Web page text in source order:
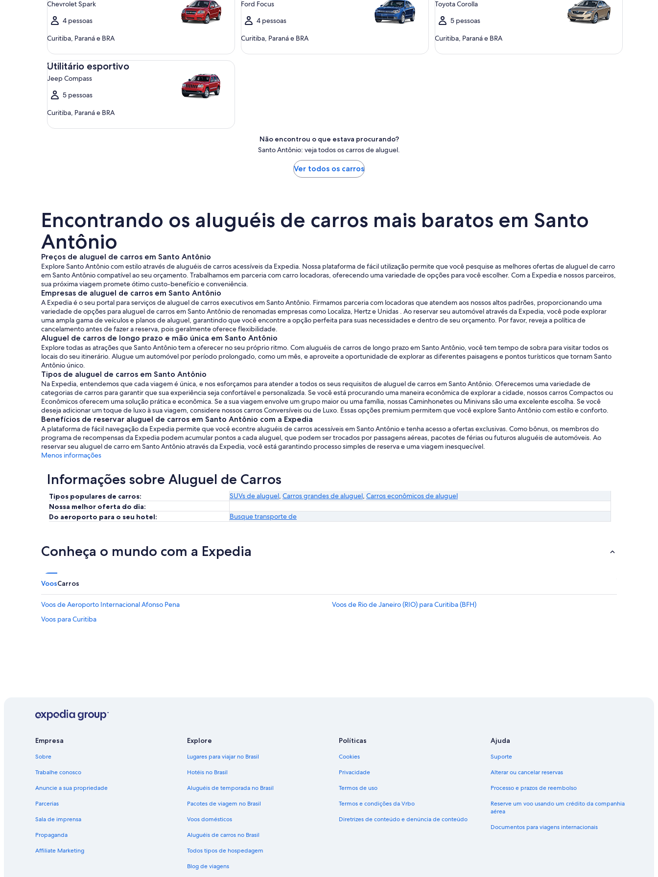
Chevrolet Spark
4 pessoas
Curitiba, Paraná e BRA
Ford Focus
4 pessoas
Curitiba, Paraná e BRA
Toyota Corolla
5 pessoas
Curitiba, Paraná e BRA
Utilitário esportivo
Jeep Compass
5 pessoas
Curitiba, Paraná e BRA
Utilitário esportivo Jeep Compass
Não encontrou o que estava procurando?
Santo Antônio: veja todos os carros de aluguel.
Ver todos os carros
Encontrando os aluguéis de carros mais baratos em Santo
Antônio
Preços de aluguel de carros em Santo Antônio
Explore Santo Antônio com estilo através de aluguéis de carros acessíveis da Expedia. Nossa plataforma de fácil utilização permite que você pesquise as melhores ofertas de aluguel de carro
em Santo Antônio compatível ao seu orçamento. Trabalhamos em parceria com carro locadoras, oferecendo uma variedade de opções para você escolher. Com a Expedia e nossos parceiros,
sua próxima viagem promete ótimo custo-benefício e conveniência.
Empresas de aluguel de carros em Santo Antônio
A Expedia é o seu portal para serviços de aluguel de carros executivos em Santo Antônio. Firmamos parceria com locadoras que atendem aos nossos altos padrões, proporcionando uma
variedade de opções para aluguel de carros em Santo Antônio de renomadas empresas como Localiza, Hertz e Unidas . Ao reservar seu automóvel através da Expedia, você pode explorar
uma ampla gama de veículos e planos de aluguel, garantindo que você encontre a opção perfeita para suas necessidades e dentro de seu orçamento. Por favor, reveja a política de
cancelamento antes de fazer a reserva, pois geralmente oferece flexibilidade.
Aluguel de carros de longo prazo e mão única em Santo Antônio
Explore todas as atrações que Santo Antônio tem a oferecer no seu próprio ritmo. Com aluguéis de carros de longo prazo em Santo Antônio, você tem tempo de sobra para visitar todos os
locais do seu itinerário. Alugue um automóvel por período prolongado, como um mês, e aproveite a oportunidade de explorar as diferentes paisagens e pontos turísticos que tornam Santo
Antônio único.
Tipos de aluguel de carros em Santo Antônio
Na Expedia, entendemos que cada viagem é única, e nos esforçamos para atender a todos os seus requisitos de aluguel de carros em Santo Antônio. Oferecemos uma variedade de
categorias de carros para garantir que sua experiência seja confortável e personalizada. Se você está procurando uma maneira econômica de explorar a cidade, nossos carros Compactos ou
Econômicos oferecem uma solução prática e econômica. Se a sua viagem envolve um grupo maior ou uma família, nossas Caminhonetes ou Minivans são uma excelente escolha. Se você
deseja adicionar um toque de luxo à sua viagem, considere nossos carros Conversíveis ou de Luxo. Essas opções premium permitem que você explore Santo Antônio com estilo e conforto.
Benefícios de reservar aluguel de carros em Santo Antônio com a Expedia
A plataforma de fácil navegação da Expedia permite que você econtre aluguéis de carros acessíveis em Santo Antônio e tenha acesso a ofertas exclusivas. Como bônus, os membros do
programa de recompensas da Expedia podem acumular pontos a cada aluguel, que podem ser trocados por passagens aéreas, pacotes de férias ou futuros aluguéis de automóveis. Ao
reservar seu aluguel de carro em Santo Antônio através da Expedia, você está garantindo processo simples de reserva e uma viagem inesquecível.
Menos informações
Informações sobre Aluguel de Carros
Tipos populares de carros: SUVs de aluguel, Carros grandes de aluguel, Carros econômicos de aluguel
Nossa melhor oferta do dia:
Do aeroporto para o seu hotel:
Busque transporte de
Conheça o mundo com a Expedia
VoosCarros
Voos de Aeroporto Internacional Afonso Pena
Voos de Rio de Janeiro (RIO) para Curitiba (BFH)
Voos para Curitiba
Empresa
Sobre
Trabalhe conosco
Anuncie a sua propriedade
Parcerias
Sala de imprensa
Propaganda
Affiliate Marketing
Explore
Lugares para viajar no Brasil
Hotéis no Brasil
Aluguéis de temporada no Brasil
Pacotes de viagem no Brasil
Voos domésticos
Aluguéis de carros no Brasil
Todos tipos de hospedagem
Blog de viagens
Políticas
Cookies
Privacidade
Termos de uso
Termos e condições da Vrbo
Diretrizes de conteúdo e denúncia de conteúdo
Ajuda
Suporte
Alterar ou cancelar reservas
Processo e prazos de reembolso
Reserve um voo usando um crédito da companhia
aérea
Documentos para viagens internacionais